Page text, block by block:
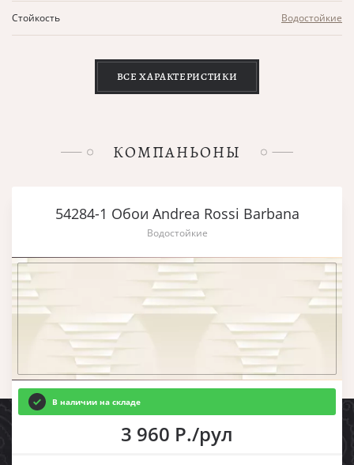
Стойкость Водостойкие
ВСЕ ХАРАКТЕРИСТИКИ
КОМПАНЬОНЫ
54284-1 Обои Andrea Rossi Barbana
Водостойкие
В наличии на складе
3 960 Р./рул